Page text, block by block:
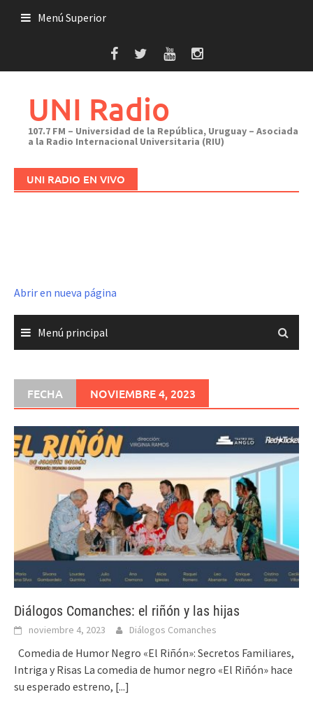
Menú Superior
UNI Radio
107.7 FM – Universidad de la República, Uruguay – Asociada
a la Radio Internacional Universitaria (RIU)
UNI RADIO EN VIVO
Abrir en nueva página
Menú principal
FECHA NOVIEMBRE 4, 2023
Diálogos Comanches: el riñón y las hijas
noviembre 4, 2023 Diálogos Comanches
Comedia de Humor Negro «El Riñón»: Secretos Familiares,
Intriga y Risas La comedia de humor negro «El Riñón» hace
su esperado estreno, [...]